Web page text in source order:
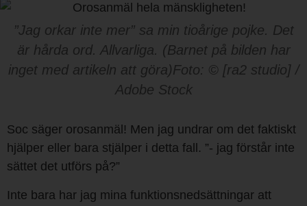
”Jag orkar inte mer” sa min tioårige pojke. Det
är hårda ord. Allvarliga. (Barnet på bilden har
inget med artikeln att göra)Foto: © [ra2 studio] /
Adobe Stock
Soc säger orosanmäl! Men jag undrar om det faktiskt
hjälper eller bara stjälper i detta fall. ”- jag förstår inte
sättet det utförs på?”
Inte bara har jag mina funktionsnedsättningar att